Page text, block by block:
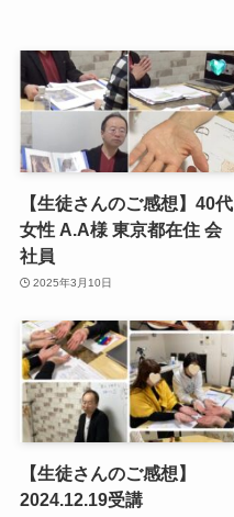
【生徒さんのご感想】40代
女性 A.A様 東京都在住 会
社員
2025年3月10日
【生徒さんのご感想】
2024.12.19受講